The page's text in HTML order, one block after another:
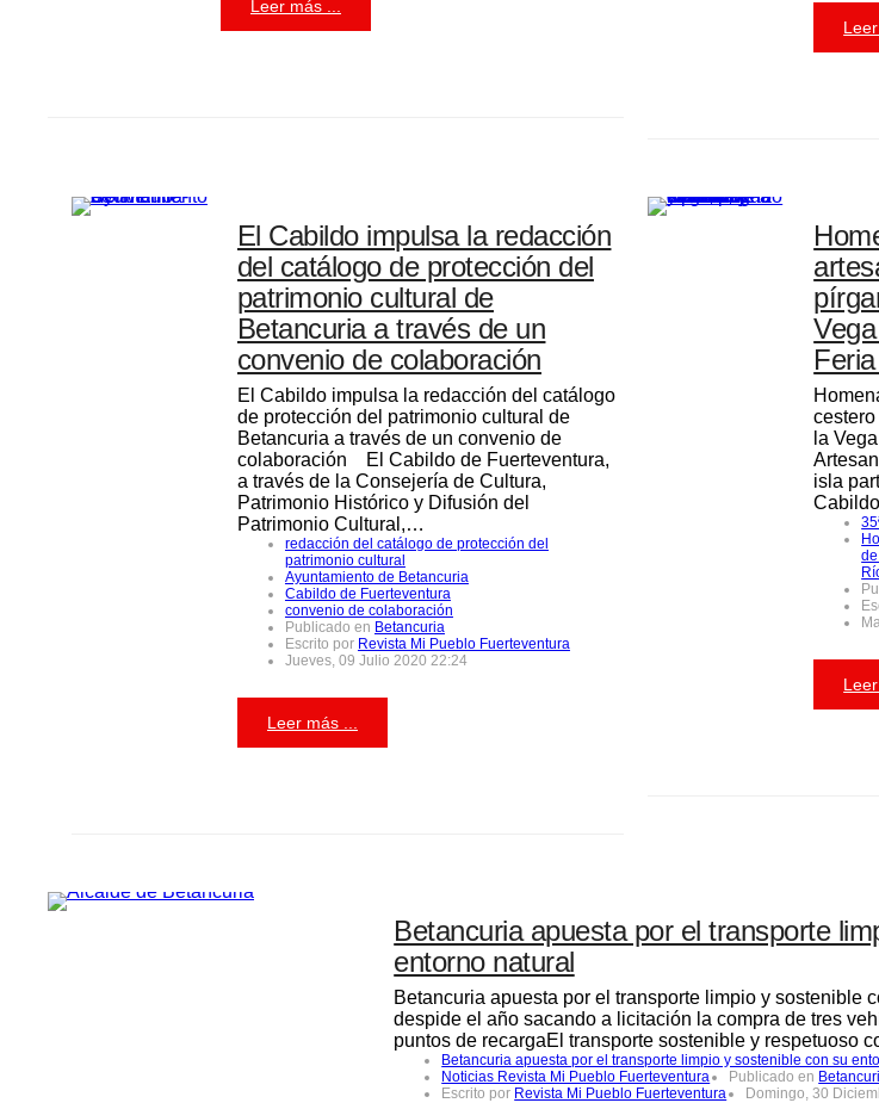
Leer más ...
Leer
El Cabildo impulsa la redacción
del catálogo de protección del
patrimonio cultural de
Betancuria a través de un
convenio de colaboración
El Cabildo impulsa la redacción del catálogo
de protección del patrimonio cultural de
Betancuria a través de un convenio de
colaboración El Cabildo de Fuerteventura,
a través de la Consejería de Cultura,
Patrimonio Histórico y Difusión del
Patrimonio Cultural,…
redacción del catálogo de protección del
patrimonio cultural
Ayuntamiento de Betancuria
Cabildo de Fuerteventura
convenio de colaboración
Publicado en Betancuria
Escrito por Revista Mi Pueblo Fuerteventura
Jueves, 09 Julio 2020 22:24
Leer más ...
la
isla
Leer
Betancuria apuesta por el transporte
entorno natural
Betancuria apuesta por el transporte limpio y sostenible
despide el año sacando a licitación la compra de tres
puntos de recargaEl transporte sostenible y respetuoso
Betancuria apuesta por el transporte limpio y sostenible con su
Noticias Revista Mi Pueblo Fuerteventura
Publicado en
Escrito por Revista Mi Pueblo Fuerteventura Domingo, 30